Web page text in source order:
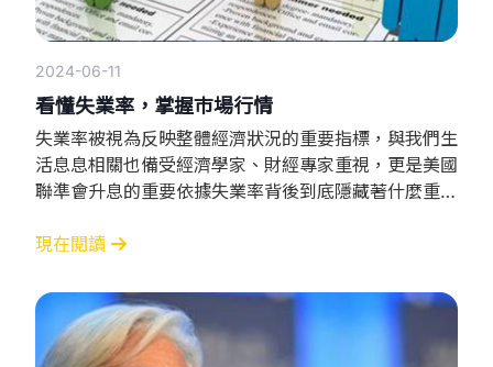
2024-06-11
看𢤦失業率，掌握巿場行情
失業率被視為反映整體經濟狀況的重要指標，與我們生
活息息相關也備受經濟學家、財經專家重視，更是美國
聯準會升息的重要依據失業率背後到底隱藏著什麼重要
Rate）反映過去一個月內，勞動力市場上未被雇用的
企業走到裁員經濟已經非常嚴峻一般認為，失業率會落
後經濟約 3-9 個月，從失業與就業數據來判斷景
現在閱讀